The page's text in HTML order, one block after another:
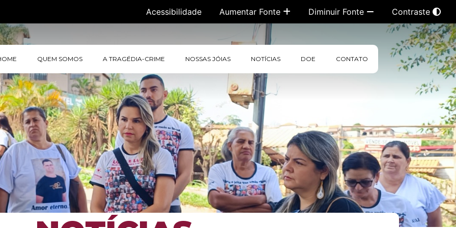
Acessibilidade Aumentar Fonte Diminuir Fonte Contraste
QUEM SOMOS A TRAGÉDIA-CRIME NOSSAS JÓIAS NOTÍCIAS DOE CONTATO